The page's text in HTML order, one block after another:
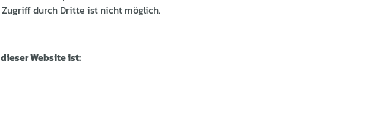
durch Dritte ist nicht möglich.
Website ist: